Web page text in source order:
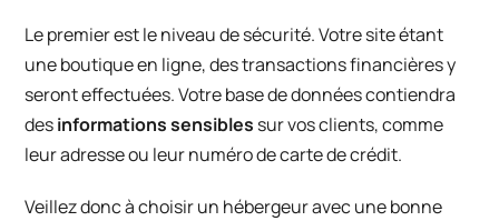
Le premier est le niveau de sécurité. Votre site étant
une boutique en ligne, des transactions financières y
seront effectuées. Votre base de données contiendra
desinformations sensibles sur vos clients, comme
leur adresse ou leur numéro de carte de crédit.
Veillez donc à choisir un hébergeur avec une bonne